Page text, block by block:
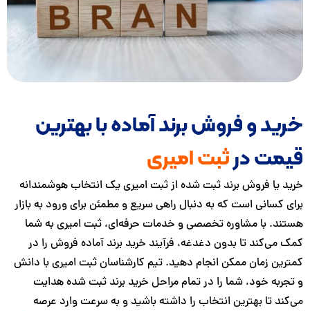
و فروش برند آماده با بهترین
درثبت امیری
یا فروش برند ثبت شده از ثبت امیری یک انتخاب هوشمندانه
کسانی است که به دنبال راهی سریع و مطمئن برای ورود به بازار
با مشاوره تخصصی و خدمات حرفه‌ای، ثبت امیری به شما
می‌کند تا بدون دغدغه، فرآیند خرید برند آماده فروش را در
زمان ممکن انجام دهید. تیم کارشناسان ثبت امیری با دانش
خود، شما را در تمام مراحل خرید برند ثبت شده هدایت
تا بهترین انتخاب را داشته باشید و به سرعت وارد عرصه